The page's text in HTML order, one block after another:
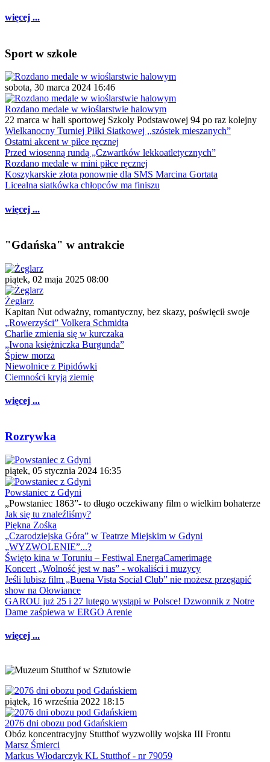
więcej ...
Sport w szkole
sobota, 30 marca 2024 16:46
Rozdano medale w wioślarstwie halowym
22 marca w hali sportowej Szkoły Podstawowej 94 po raz kolejny
Wielkanocny Turniej Piłki Siatkowej ,,szóstek mieszanych”
Ostatni akcent w piłce ręcznej
Przed wiosenną rundą „Czwartków lekkoatletycznych”
Rozdano medale w mini piłce ręcznej
Koszykarskie złota ponownie dla SMS Marcina Gortata
Licealna siatkówka chłopców ma finiszu
więcej ...
"Gdańska" w antrakcie
piątek, 02 maja 2025 08:00
Żeglarz
Kapitan Nut odważny, romantyczny, bez skazy, poświęcił swoje
„Rowerzyści” Volkera Schmidta
Charlie zmienia się w kurczaka
„Iwona księżniczka Burgunda”
Śpiew morza
Niewolnice z Pipidówki
Ciemności kryją ziemię
więcej ...
Rozrywka
piątek, 05 stycznia 2024 16:35
Powstaniec z Gdyni
„Powstaniec 1863”- to długo oczekiwany film o wielkim bohaterze
Jak się tu znaleźliśmy?
Piękna Zośka
„Czarodziejska Góra” w Teatrze Miejskim w Gdyni
„WYZWOLENIE”...?
Święto kina w Toruniu – Festiwal EnergaCamerimage
Koncert „Wolność jest w nas” - wokaliści i muzycy
Jeśli lubisz film „Buena Vista Social Club” nie możesz przegapić
show na Ołowiance
GAROU już 25 i 27 lutego wystąpi w Polsce! Dzwonnik z Notre
Dame zaśpiewa w ERGO Arenie
więcej ...
piątek, 16 września 2022 18:15
2076 dni obozu pod Gdańskiem
Obóz koncentracyjny Stutthof wyzwoliły wojska III Frontu
Marsz Śmierci
Markus Włodarczyk KL Stutthof - nr 79059